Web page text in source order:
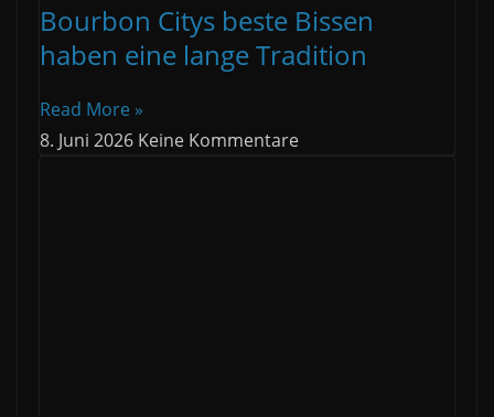
Bourbon Citys beste Bissen
haben eine lange Tradition
Read More »
8. Juni 2026 Keine Kommentare